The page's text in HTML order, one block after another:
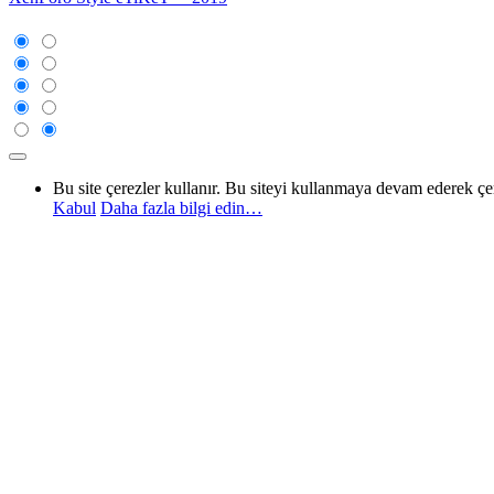
Bu site çerezler kullanır. Bu siteyi kullanmaya devam ederek
Kabul Daha fazla bilgi edin…